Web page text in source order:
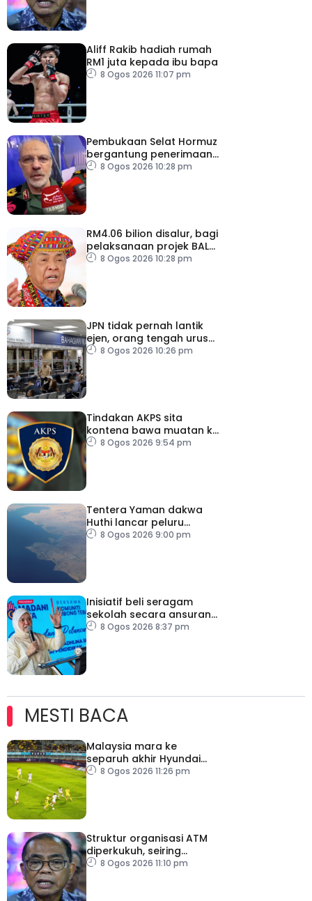
Aliff Rakib hadiah rumah
RM1 juta kepada ibu bapa
8 Ogos 2026 11:07 pm
Pembukaan Selat Hormuz
bergantung penerimaan
AS – IRGC
8 Ogos 2026 10:28 pm
RM4.06 bilion disalur, bagi
pelaksanaan projek BALB
di Sabah
8 Ogos 2026 10:28 pm
JPN tidak pernah lantik
ejen, orang tengah urus
dokumentasi
8 Ogos 2026 10:26 pm
Tindakan AKPS sita
kontena bawa muatan ke
Israel bukti ketegasan
8 Ogos 2026 9:54 pm
Tentera Yaman dakwa
Huthi lancar peluru
berpandu ke arah Laut
8 Ogos 2026 9:00 pm
Inisiatif beli seragam
sekolah secara ansuran
ringankan beban ibu
8 Ogos 2026 8:37 pm
MESTI BACA
Malaysia mara ke
separuh akhir Hyundai
ASEAN Cup
8 Ogos 2026 11:26 pm
Struktur organisasi ATM
diperkukuh, seiring
pemodenan aset
8 Ogos 2026 11:10 pm